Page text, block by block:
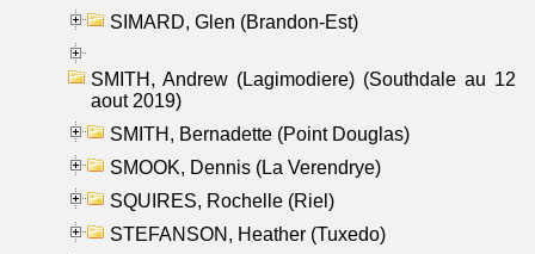
SIMARD, Glen (Brandon-Est)
SMITH, Andrew (Lagimodiere) (Southdale au 12
aout 2019)
SMITH, Bernadette (Point Douglas)
SMOOK, Dennis (La Verendrye)
SQUIRES, Rochelle (Riel)
STEFANSON, Heather (Tuxedo)